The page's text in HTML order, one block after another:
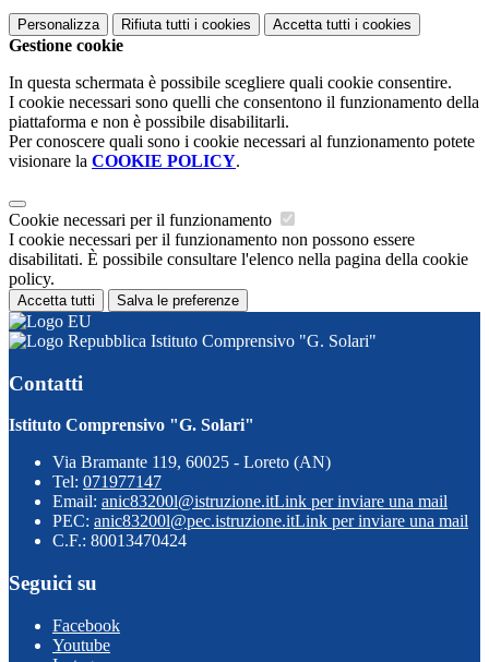
Personalizza Rifiuta tutti i cookies Accetta tutti i cookies
Gestione cookie
In questa schermata è possibile scegliere quali cookie consentire.
I cookie necessari sono quelli che consentono il funzionamento della
piattaforma e non è possibile disabilitarli.
Per conoscere quali sono i cookie necessari al funzionamento potete
visionare la COOKIE POLICY.
Cookie necessari per il funzionamento
I cookie necessari per il funzionamento non possono essere
disabilitati. È possibile consultare l'elenco nella pagina della cookie
policy.
Accetta tutti Salva le preferenze
Istituto Comprensivo "G. Solari"
Contatti
Istituto Comprensivo "G. Solari"
Via Bramante 119, 60025 - Loreto (AN)
Tel: 071977147
Email: anic83200l@istruzione.itLink per inviare una mail
PEC: anic83200l@pec.istruzione.itLink per inviare una mail
C.F.: 80013470424
Seguici su
Facebook
Youtube